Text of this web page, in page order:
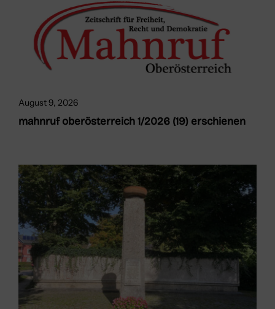
August 9, 2026
mahnruf oberösterreich 1/2026 (19) erschienen